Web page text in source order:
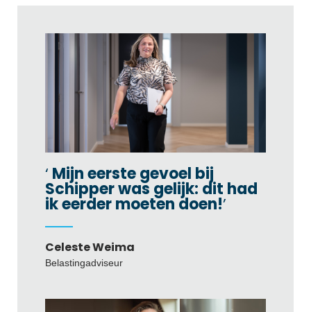
Mijn eerste gevoel bij
Schipper was gelijk: dit had
ik eerder moeten doen!
Celeste Weima
Belastingadviseur